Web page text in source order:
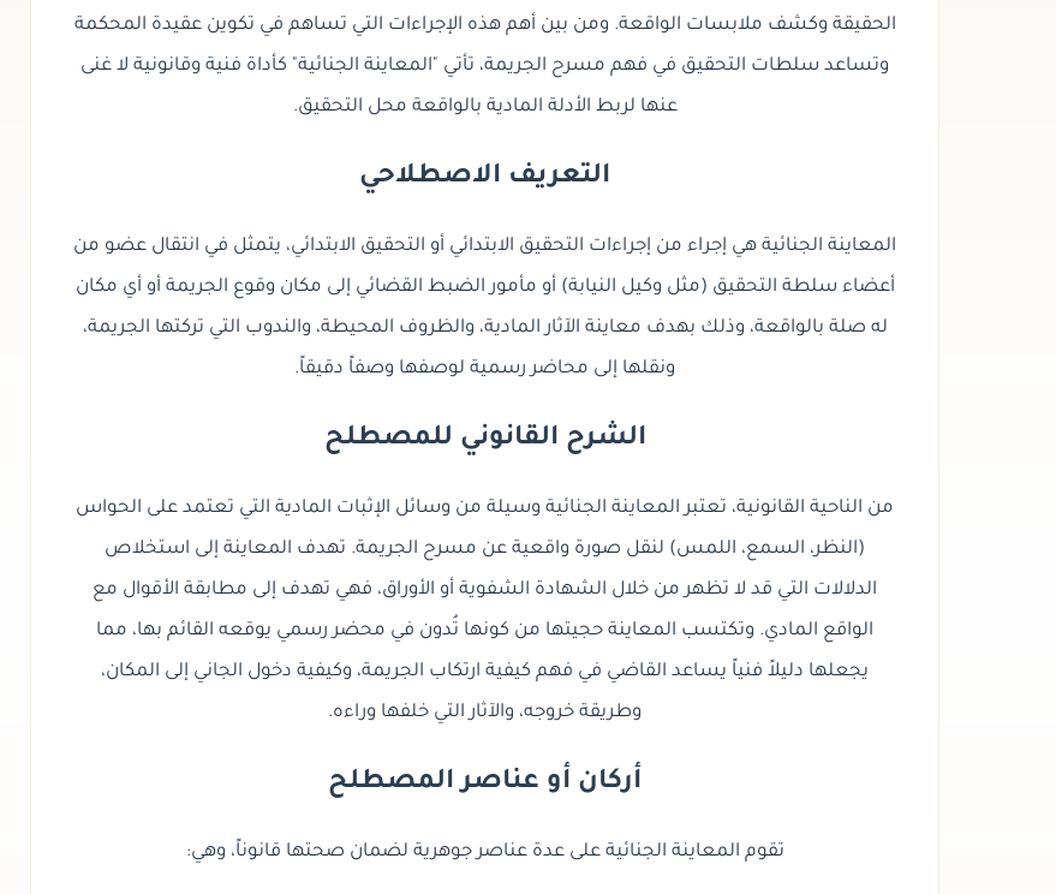
الحقيقة وكشف ملابسات الواقعة. ومن بين أهم هذه الإجراءات التي تساهم في تكوين عقيدة المحكمة
وتساعد سلطات التحقيق في فهم مسرح الجريمة، تأتي "المعاينة الجنائية" كأداة فنية وقانونية لا غنى
عنها لربط الأدلة المادية بالواقعة محل التحقيق.
التعريف الاصطلاحي
المعاينة الجنائية هي إجراء من إجراءات التحقيق الابتدائي أو التحقيق الابتدائي، يتمثل في انتقال عضو من
أعضاء سلطة التحقيق (مثل وكيل النيابة) أو مأمور الضبط القضائي إلى مكان وقوع الجريمة أو أي مكان
له صلة بالواقعة، وذلك بهدف معاينة الآثار المادية، والظروف المحيطة، والندوب التي تركتها الجريمة،
ونقلها إلى محاضر رسمية لوصفها وصفاً دقيقاً.
الشرح القانوني للمصطلح
من الناحية القانونية، تعتبر المعاينة الجنائية وسيلة من وسائل الإثبات المادية التي تعتمد على الحواس
(النظر، السمع، اللمس) لنقل صورة واقعية عن مسرح الجريمة. تهدف المعاينة إلى استخلاص
الدلالات التي قد لا تظهر من خلال الشهادة الشفوية أو الأوراق، فهي تهدف إلى مطابقة الأقوال مع
الواقع المادي. وتكتسب المعاينة حجيتها من كونها تُدون في محضر رسمي يوقعه القائم بها، مما
يجعلها دليلاً فنياً يساعد القاضي في فهم كيفية ارتكاب الجريمة، وكيفية دخول الجاني إلى المكان،
وطريقة خروجه، والآثار التي خلفها وراءه.
أركان أو عناصر المصطلح
تقوم المعاينة الجنائية على عدة عناصر جوهرية لضمان صحتها قانوناً، وهي: